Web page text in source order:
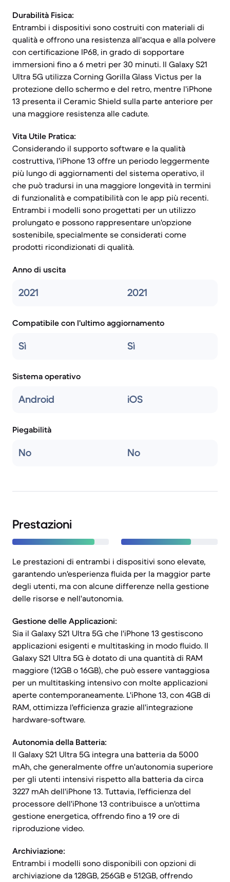
Durabilità Fisica:
Entrambi i dispositivi sono costruiti con materiali di
qualità e offrono una resistenza all'acqua e alla polvere
con certificazione IP68, in grado di sopportare
immersioni fino a 6 metri per 30 minuti. Il Galaxy S21
Ultra 5G utilizza Corning Gorilla Glass Victus per la
protezione dello schermo e del retro, mentre l'iPhone
13 presenta il Ceramic Shield sulla parte anteriore per
una maggiore resistenza alle cadute.
Vita Utile Pratica:
Considerando il supporto software e la qualità
costruttiva, l'iPhone 13 offre un periodo leggermente
più lungo di aggiornamenti del sistema operativo, il
che può tradursi in una maggiore longevità in termini
di funzionalità e compatibilità con le app più recenti.
Entrambi i modelli sono progettati per un utilizzo
prolungato e possono rappresentare un'opzione
sostenibile, specialmente se considerati come
prodotti ricondizionati di qualità.
Anno di uscita
2021 2021
Compatibile con l'ultimo aggiornamento
Sì Sì
Sistema operativo
Android iOS
Piegabilità
No No
Prestazioni
Le prestazioni di entrambi i dispositivi sono elevate,
garantendo un'esperienza fluida per la maggior parte
degli utenti, ma con alcune differenze nella gestione
delle risorse e nell'autonomia.
Gestione delle Applicazioni:
Sia il Galaxy S21 Ultra 5G che l'iPhone 13 gestiscono
applicazioni esigenti e multitasking in modo fluido. Il
Galaxy S21 Ultra 5G è dotato di una quantità di RAM
maggiore (12GB o 16GB), che può essere vantaggiosa
per un multitasking intensivo con molte applicazioni
aperte contemporaneamente. L'iPhone 13, con 4GB di
RAM, ottimizza l'efficienza grazie all'integrazione
hardware-software.
Autonomia della Batteria:
Il Galaxy S21 Ultra 5G integra una batteria da 5000
mAh, che generalmente offre un'autonomia superiore
per gli utenti intensivi rispetto alla batteria da circa
3227 mAh dell'iPhone 13. Tuttavia, l'efficienza del
processore dell'iPhone 13 contribuisce a un'ottima
gestione energetica, offrendo fino a 19 ore di
riproduzione video.
Archiviazione:
Entrambi i modelli sono disponibili con opzioni di
archiviazione da 128GB, 256GB e 512GB, offrendo